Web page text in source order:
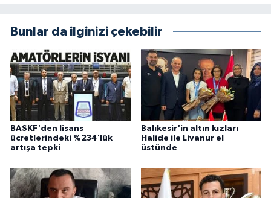
Bunlar da ilginizi çekebilir
BASKF'den lisans
ücretlerindeki %234'lük
artışa tepki
Balıkesir'in altın kızları
Halide ile Livanur el
üstünde